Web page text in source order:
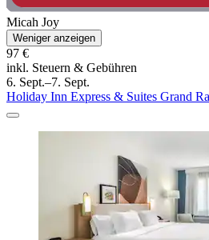
Micah Joy
Weniger anzeigen
97 €
inkl. Steuern & Gebühren
6. Sept.–7. Sept.
Holiday Inn Express & Suites Grand